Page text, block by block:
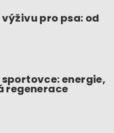
pro psa: od
energie,
regenerace